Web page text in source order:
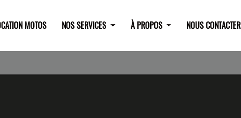
MOTOS NOS SERVICES À PROPOS NOUS CONTACTER